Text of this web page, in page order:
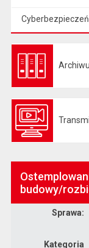
budowy/
Sprawa:
Kategoria